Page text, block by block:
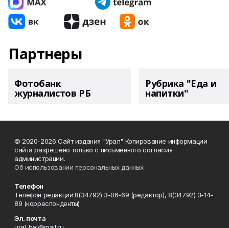
Партнеры
Фотобанк
журналистов РБ
Рубрика "Еда и
напитки"
© 2020-2026 Сайт издания "Урал" Копирование информации
сайта разрешено только с письменного согласия
администрации.
Об использовании персональных данных
Телефон
Телефон редакции:8(34792) 3-06-69 (редактор), 8(34792) 3-14-
89 (корреспонденты)
Эл. почта